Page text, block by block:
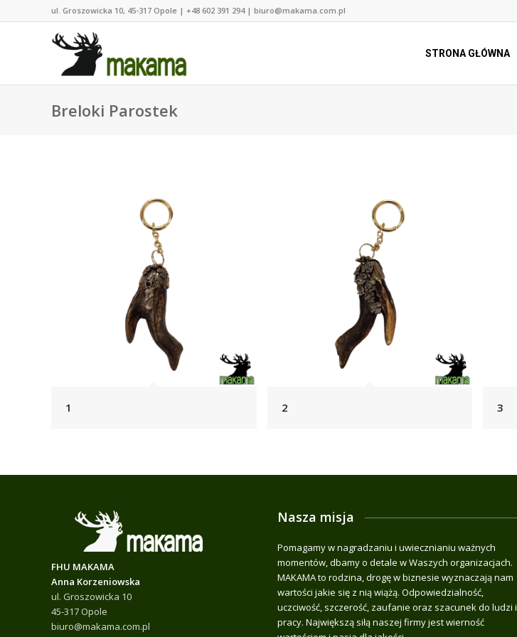
ul. Groszowicka 10, 45-317 Opole | +48 602 391 294 | biuro@makama.com.pl
STRONA GŁÓWNA
Breloki Parostek
1 2 3
FHU MAKAMA
Anna Korzeniowska
ul. Groszowicka 10
45-317 Opole
biuro@makama.com.pl
Nasza misja
Pomagamy w nagradzaniu i uwiecznianiu ważnych
momentów, dbamy o detale w Waszych organizacjach.
MAKAMA to rodzina, drogę w biznesie wyznaczają nam
wartości jakie się z nią wiążą. Odpowiedzialność,
uczciwość, szczerość, zaufanie oraz szacunek do ludzi i
pracy. Największą siłą naszej firmy jest wierność